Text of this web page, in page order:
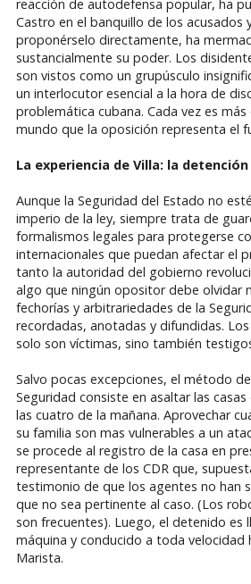
reacción de autodefensa popular, ha
Castro en el banquillo de los acusados
proponérselo directamente, ha
sustancialmente su poder. Los
son vistos como un grupúsculo
un interlocutor esencial a la hora de
problemática cubana. Cada vez es
mundo que la oposición representa el
La experiencia de Villa: la detención
Aunque la Seguridad del Estado no
imperio de la ley, siempre trata de
formalismos legales para protegerse
internacionales que puedan afectar el
tanto la autoridad del gobierno
algo que ningún opositor debe olvidar
fechorías y arbitrariedades de la
recordadas, anotadas y difundidas.
solo son víctimas, sino también
Salvo pocas excepciones, el método
Seguridad consiste en asaltar las
las cuatro de la mañana. Aprovechar
su familia son mas vulnerables a un
se procede al registro de la casa en
representante de los CDR que,
testimonio de que los agentes no han
que no sea pertinente al caso. (Los
son frecuentes). Luego, el detenido es
máquina y conducido a toda velocidad
Marista.